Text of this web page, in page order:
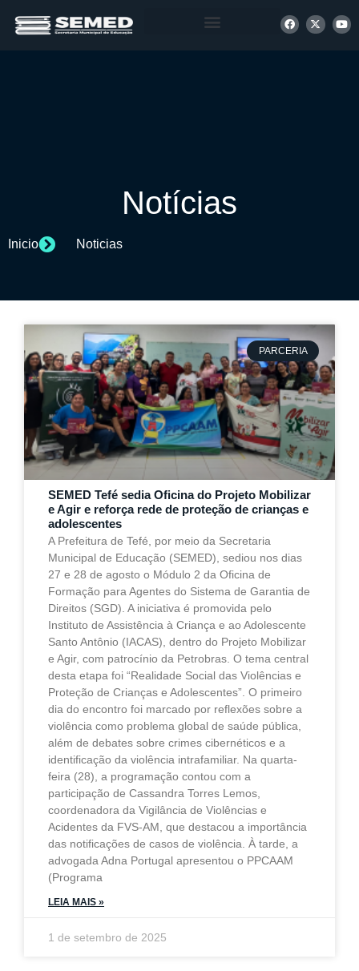
Notícias
Inicio Noticias
PARCERIA
SEMED Tefé sedia Oficina do Projeto Mobilizar
e Agir e reforça rede de proteção de crianças e
adolescentes
A Prefeitura de Tefé, por meio da Secretaria
Municipal de Educação (SEMED), sediou nos dias
27 e 28 de agosto o Módulo 2 da Oficina de
Formação para Agentes do Sistema de Garantia de
Direitos (SGD). A iniciativa é promovida pelo
Instituto de Assistência à Criança e ao Adolescente
Santo Antônio (IACAS), dentro do Projeto Mobilizar
e Agir, com patrocínio da Petrobras. O tema central
desta etapa foi “Realidade Social das Violências e
Proteção de Crianças e Adolescentes”. O primeiro
dia do encontro foi marcado por reflexões sobre a
violência como problema global de saúde pública,
além de debates sobre crimes cibernéticos e a
identificação da violência intrafamiliar. Na quarta-
feira (28), a programação contou com a
participação de Cassandra Torres Lemos,
coordenadora da Vigilância de Violências e
Acidentes da FVS-AM, que destacou a importância
das notificações de casos de violência. À tarde, a
advogada Adna Portugal apresentou o PPCAAM
(Programa
LEIA MAIS »
1 de setembro de 2025